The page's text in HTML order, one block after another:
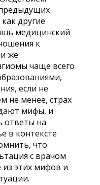
другие
медицинский
к
же
чаще всего
если не
не менее, страх
мифы, и
ответы на
в контексте
что
с врачом
из этих мифов и